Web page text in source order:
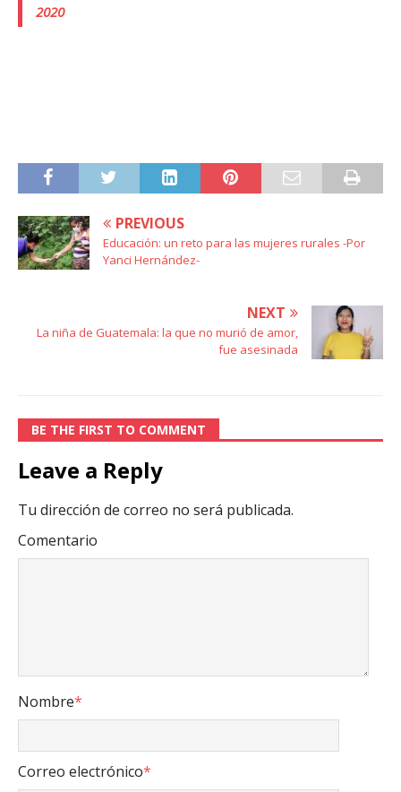
2020
PREVIOUS
Educación: un reto para las mujeres rurales -Por
Yanci Hernández-
NEXT
La niña de Guatemala: la que no murió de amor,
fue asesinada
BE THE FIRST TO COMMENT
Leave a Reply
Tu dirección de correo no será publicada.
Comentario
Nombre*
Correo electrónico*